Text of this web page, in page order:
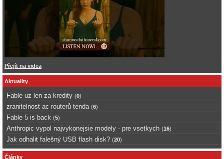
Přejít na videa
Aktuality
Fable uz len za kredity (0)
zranitelnost ac routerů tenda (6)
Fable 5 is back (5)
Anthropic vypol najvykonejsie modely - pre vsetkych (16)
Jak odhalit falešný USB flash disk? (20)
Články